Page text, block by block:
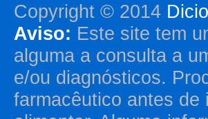
Copyright © 2014
Aviso: Este site tem
alguma a consulta a
e/ou diagnósticos.
farmacêutico antes